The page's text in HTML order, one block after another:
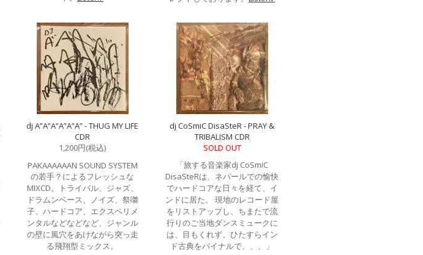
dj A”A”A”A”A”A” - THUG MY LIFE
CDR
1,200円(税込)
PAKAAAAAAN SOUND SYSTEM
の若手？によるフレッシュな
MIXCD。トライバル、ジャズ、
ドラムンベース、ノイズ、祭囃
子、ハードコア、エクスペリメ
ンタルなどなどなど、ジャンル
の壁に風穴をあけながら突っ走
る飛翔型ミックス。
dj CoSmiC DisaSteR - PRAY &
TRIBALISM CDR
SOLD OUT
「旅する音楽家dj CoSmiC
DisaSteRは、ネパールでの愉快
でハードコアな日々を経て、イ
ンドに居た。 現地のレコード屋
をリストアップし、ちまたで流
行りのご当地ダンスミュークに
は、目もくれず、ひたすらイン
ド古典をバイナルで、、、」